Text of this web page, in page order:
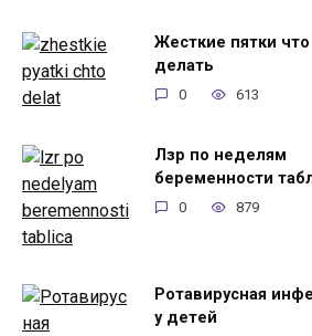
Жесткие пятки что
делать
0 613
Лзр по неделям
беременности
0 879
Ротавирусная
у детей